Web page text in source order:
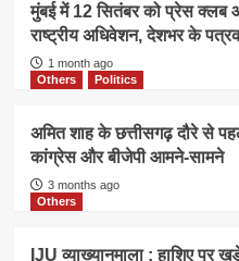
मुंबई में 12 सितंबर को प्रेस क्लब
राष्ट्रीय अधिवेशन, देशभर के
1 month ago
Others
Politics
अमित शाह के छत्तीसगढ़ दौरे से
कांग्रेस और बीजेपी आमने-सामने
3 months ago
Others
IJU व्याख्यानमाला : हाशिए पर